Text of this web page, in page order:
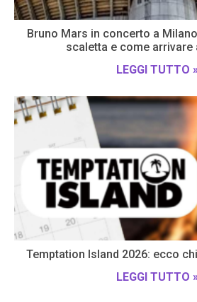
Bruno Mars in concerto a
scaletta e come arrivare
LEGGI TUTTO
Temptation Island 2026: ecco
LEGGI TUTTO